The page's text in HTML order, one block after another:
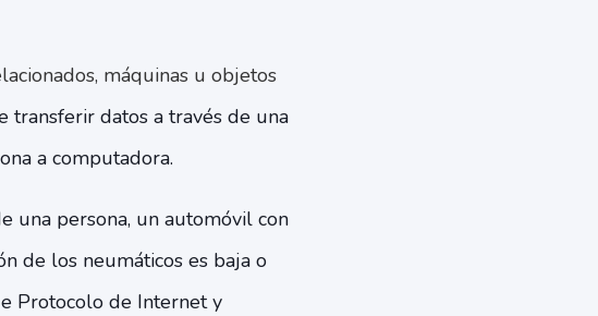
máquinas u objetos
transferir datos a través de una
a computadora.
una persona, un automóvil con
de los neumáticos es baja o
Protocolo de Internet y